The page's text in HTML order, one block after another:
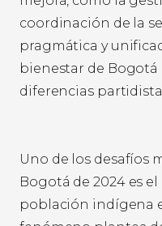
coordinación de la
pragmática y
bienestar de Bogotá
diferencias
Uno de los desafíos
Bogotá de 2024 es
población indígena